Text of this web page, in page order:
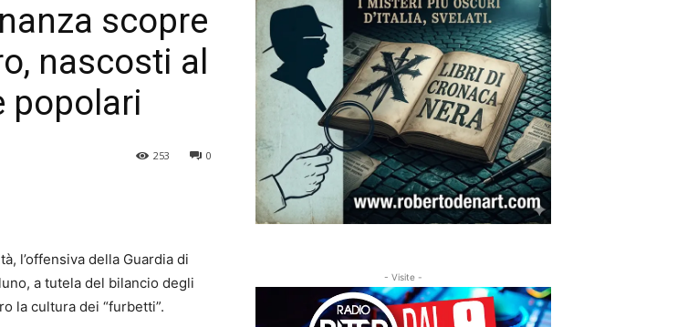
scopre
nascosti al
popolari
0
253
l’offensiva della Guardia di
a tutela del bilancio degli
la cultura dei “furbetti”.
- Visite -